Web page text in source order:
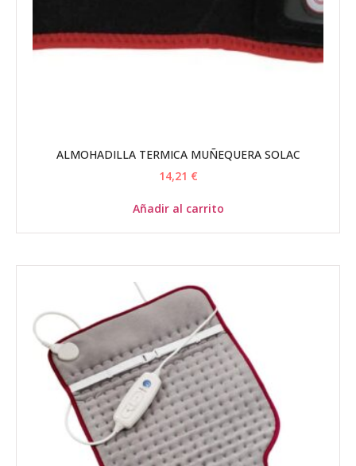
ALMOHADILLA TERMICA MUÑEQUERA SOLAC
14,21 €
Añadir al carrito